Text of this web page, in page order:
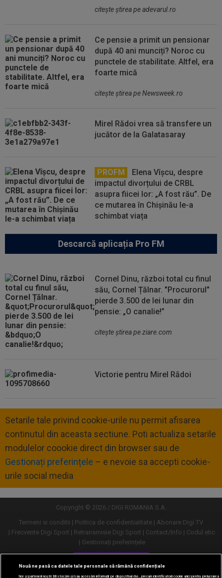
citeşte ştirea pe adevarul.ro
Ce pensie a primit un pensionar
după 40 ani munciți? Noroc cu
punctele de stabilitate. Altfel, era
foarte mică
citeşte ştirea pe Newsweek.ro
Mirel Rădoi vrea să transfere un
jucător de la Galatasaray
PROFM
Elena Vîșcu, despre
impactul divorțului de CRBL
asupra fiicei lor: „A fost rău”. De
ce mutarea în Chișinău le-a
schimbat viața
Descarcă aplicația Pro FM
Cornel Dinu, război total cu finul
său, Cornel Țălnar. "Procurorul"
pierde 3.500 de lei lunar din
pensie: „O canalie!”
citeşte ştirea pe ziare.com
Victorie pentru Mirel Rădoi
Setarile tale privind cookie-urile nu permit afisarea
continutul din aceasta sectiune. Poti actualiza setarile
modulelor coookie direct din browser sau de
Gestionați preferințele – e nevoie sa accepti cookie-
urile social media
Copyright © 2026 / DIGI ROMANIA S.A.
Termeni si conditii
Politica de confidentialitate
Abonare Digi TV
Frecvente Digi Sport
Retransmisie Digi Sport Contact/Info
Codul etic
Gestionați preferințele
Versiune desktop
Nouă ne pasă ca datele tale personale să rămână confidențiale
Noi și partenerii noștri30stocăm și/sau accesăm informații pe dispozitivul dvs., precum identificatorii cookie unici pentru prelucrarea